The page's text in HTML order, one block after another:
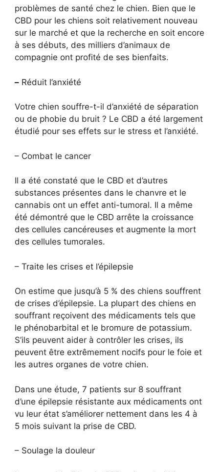
problèmes de santé chez le chien. Bien que le
CBD pour les chiens soit relativement nouveau
sur le marché et que la recherche en soit encore
à ses débuts, des milliers d’animaux de
compagnie ont profité de ses bienfaits.
– Réduit l’anxiété
Votre chien souffre-t-il d’anxiété de séparation
ou de phobie du bruit ? Le CBD a été largement
étudié pour ses effets sur le stress et l’anxiété.
– Combat le cancer
Il a été constaté que le CBD et d’autres
substances présentes dans le chanvre et le
cannabis ont un effet anti-tumoral. Il a même
été démontré que le CBD arrête la croissance
des cellules cancéreuses et augmente la mort
des cellules tumorales.
– Traite les crises et l’épilepsie
On estime que jusqu’à 5 % des chiens souffrent
de crises d’épilepsie. La plupart des chiens en
souffrant reçoivent des médicaments tels que
le phénobarbital et le bromure de potassium.
S’ils peuvent aider à contrôler les crises, ils
peuvent être extrêmement nocifs pour le foie et
les autres organes de votre chien.
Dans une étude, 7 patients sur 8 souffrant
d’une épilepsie résistante aux médicaments ont
vu leur état s’améliorer nettement dans les 4 à
5 mois suivant la prise de CBD.
– Soulage la douleur